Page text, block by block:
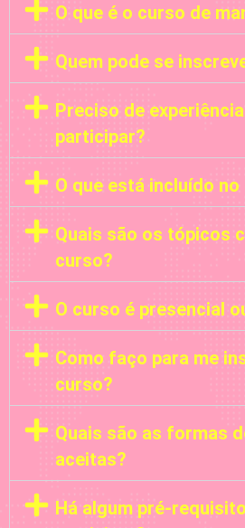
O que é o curso de
Quem pode se
Preciso de
participar?
O que está incluído
Quais são os tópicos
curso?
O curso é presencial
Como faço para me
curso?
Quais são as formas
aceitas?
Há algum pré-